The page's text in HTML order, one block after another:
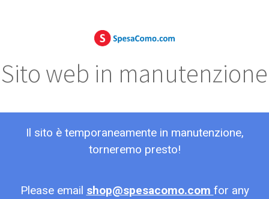
Sito web in manutenzione
Il sito è temporaneamente in manutenzione,
torneremo presto!
Please email shop@spesacomo.com for any